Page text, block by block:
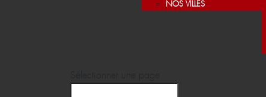
NOS VILLES